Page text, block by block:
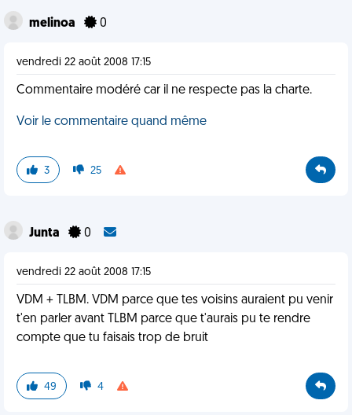
melinoa 0
vendredi 22 août 2008 17:15
Commentaire modéré car il ne respecte pas la charte.
Voir le commentaire quand même
3 25
Junta 0
vendredi 22 août 2008 17:15
VDM + TLBM. VDM parce que tes voisins auraient pu venir
t'en parler avant TLBM parce que t'aurais pu te rendre
compte que tu faisais trop de bruit
49 4